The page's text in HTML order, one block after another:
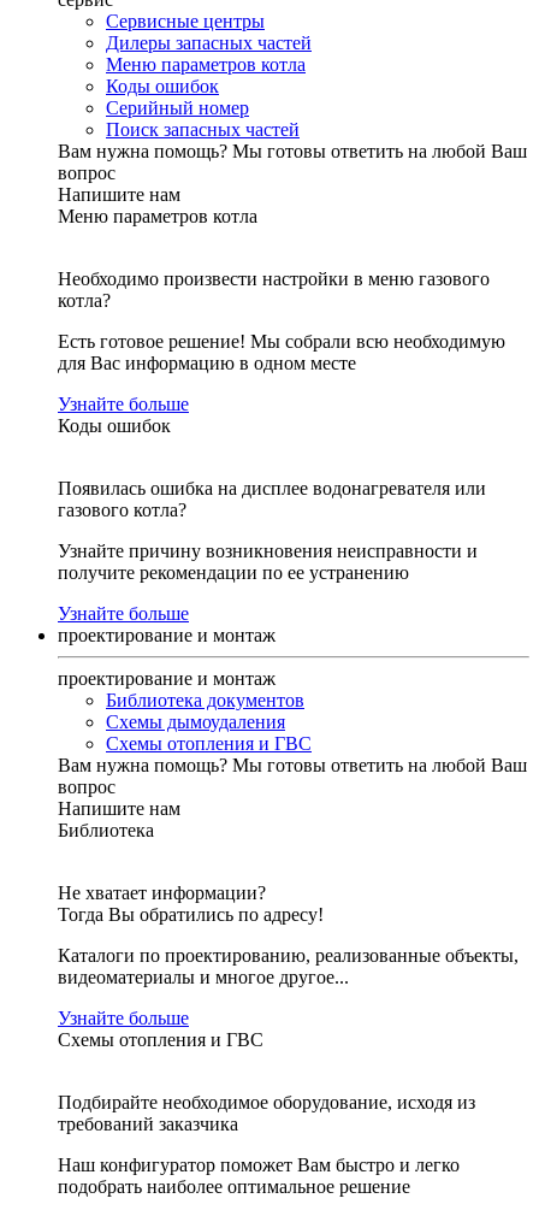
Сервисные центры
Дилеры запасных частей
Меню параметров котла
Коды ошибок
Серийный номер
Поиск запасных частей
Вам нужна помощь? Мы готовы ответить на любой Ваш
вопрос
Напишите нам
Меню параметров котла
Необходимо произвести настройки в меню газового
котла?
Есть готовое решение! Мы собрали всю необходимую
для Вас информацию в одном месте
Узнайте больше
Коды ошибок
Появилась ошибка на дисплее водонагревателя или
газового котла?
Узнайте причину возникновения неисправности и
получите рекомендации по ее устранению
Узнайте больше
проектирование и монтаж
проектирование и монтаж
Библиотека документов
Схемы дымоудаления
Схемы отопления и ГВС
Вам нужна помощь? Мы готовы ответить на любой Ваш
вопрос
Напишите нам
Библиотека
Не хватает информации?
Тогда Вы обратились по адресу!
Каталоги по проектированию, реализованные объекты,
видеоматериалы и многое другое...
Узнайте больше
Схемы отопления и ГВС
Подбирайте необходимое оборудование, исходя из
требований заказчика
Наш конфигуратор поможет Вам быстро и легко
подобрать наиболее оптимальное решение